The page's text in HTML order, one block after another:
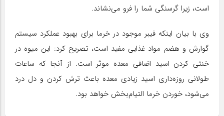
است، زیرا گرسنگی شما را فرو می‌نشاند.
وی با بیان اینکه فیبر موجود در خرما برای بهبود عملکرد سیستم
گوارش و هضم مواد غذایی مفید است، تصریح کرد: این میوه در
خنثی کردن اسید اضافی معده موثر است. از آنجا که ساعات
طولانی روزه‌داری اسید زیادی معده باعث ترش کردن و دل درد
می‌شود، خوردن خرما التیام‌بخش خواهد بود.